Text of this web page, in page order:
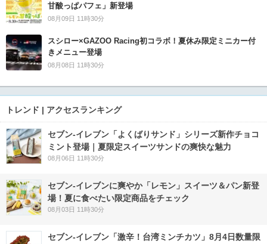
甘酸っぱパフェ」新登場
08月09日 11時30分
スシロー×GAZOO Racing初コラボ！夏休み限定ミニカー付
きメニュー登場
08月08日 11時30分
トレンド | アクセスランキング
セブン‐イレブン「よくばりサンド」シリーズ新作チョコ
ミント登場｜夏限定スイーツサンドの爽快な魅力
08月06日 11時30分
セブン‐イレブンに爽やか「レモン」スイーツ＆パン新登
場！夏に食べたい限定商品をチェック
08月03日 11時30分
セブン-イレブン「激辛！台湾ミンチカツ」8月4日数量限